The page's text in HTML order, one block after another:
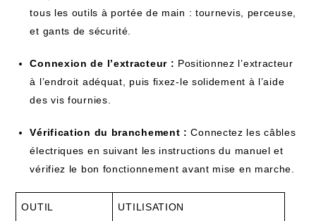
tous les outils à portée de main : tournevis, perceuse,
et gants de sécurité.
Connexion de l’extracteur : Positionnez l’extracteur
à l’endroit adéquat, puis fixez-le solidement à l’aide
des vis fournies.
Vérification du branchement : Connectez les câbles
électriques en suivant les instructions du manuel et
vérifiez le bon fonctionnement avant mise en marche.
OUTIL UTILISATION